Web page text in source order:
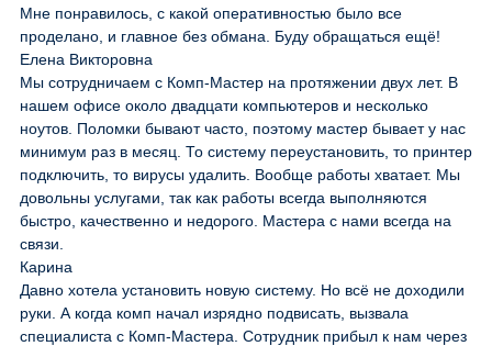
Мне понравилось, с какой оперативностью было все
проделано, и главное без обмана. Буду обращаться ещё!
Елена Викторовна
Мы сотрудничаем с Комп-Мастер на протяжении двух лет. В
нашем офисе около двадцати компьютеров и несколько
ноутов. Поломки бывают часто, поэтому мастер бывает у нас
минимум раз в месяц. То систему переустановить, то принтер
подключить, то вирусы удалить. Вообще работы хватает. Мы
довольны услугами, так как работы всегда выполняются
быстро, качественно и недорого. Мастера с нами всегда на
связи.
Карина
Давно хотела установить новую систему. Но всё не доходили
руки. А когда комп начал изрядно подвисать, вызвала
специалиста с Комп-Мастера. Сотрудник прибыл к нам через